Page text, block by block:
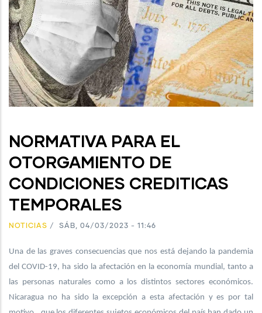
NORMATIVA PARA EL
OTORGAMIENTO DE
CONDICIONES CREDITICAS
TEMPORALES
NOTICIAS / SÁB, 04/03/2023 - 11:46
Una de las graves consecuencias que nos está dejando la pandemia
del COVID-19, ha sido la afectación en la economía mundial, tanto a
las personas naturales como a los distintos sectores económicos.
Nicaragua no ha sido la excepción a esta afectación y es por tal